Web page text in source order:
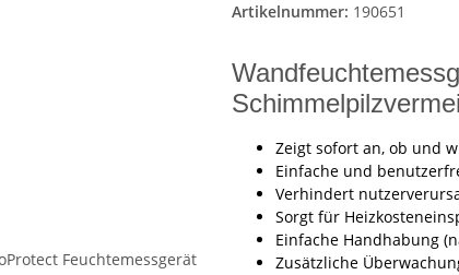
Artikelnummer: 190651
Zeigt sofort an, ob und
Einfache und
Verhindert
Sorgt für
Einfache Handhabung
Zusätzliche